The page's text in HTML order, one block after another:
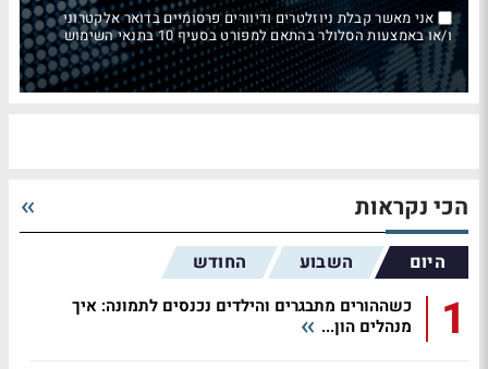
אני מאשר קבלת ניוזלטרים ודיוורים פרסומיים בדואר אלקטרוני
ו/או באמצעות הסלולר בהתאם למפורט בסעיף 10 בתנאי השימוש
הכי נקראות
היום השבוע החודש
1
כשההורים מתבגרים והילדים נכנסים לתמונה: איך
מנהלים הון...